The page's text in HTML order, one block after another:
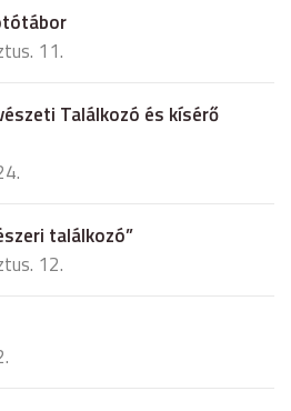
11.
Találkozó és kísérő
találkozó”
12.